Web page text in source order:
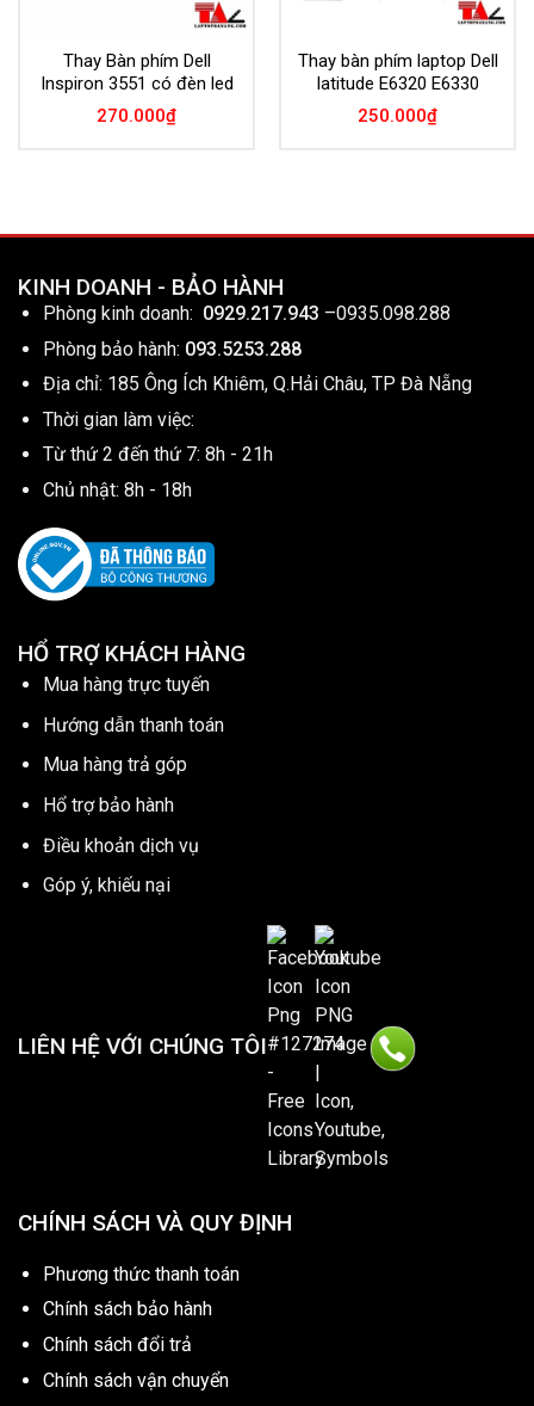
Thay Bàn phím Dell
Inspiron 3551 có đèn led
270.000₫
Thay bàn phím laptop Dell
latitude E6320 E6330
250.000₫
KINH DOANH - BẢO HÀNH
Phòng kinh doanh: 0929.217.943 –0935.098.288
Phòng bảo hành: 093.5253.288
Địa chỉ: 185 Ông Ích Khiêm, Q.Hải Châu, TP Đà Nẵng
Thời gian làm việc:
Từ thứ 2 đến thứ 7: 8h - 21h
Chủ nhật: 8h - 18h
HỔ TRỢ KHÁCH HÀNG
Mua hàng trực tuyến
Hướng dẫn thanh toán
Mua hàng trả góp
Hổ trợ bảo hành
Điều khoản dịch vụ
Góp ý, khiếu nại
LIÊN HỆ VỚI CHÚNG TÔI
CHÍNH SÁCH VÀ QUY ĐỊNH
Phương thức thanh toán
Chính sách bảo hành
Chính sách đổi trả
Chính sách vận chuyển